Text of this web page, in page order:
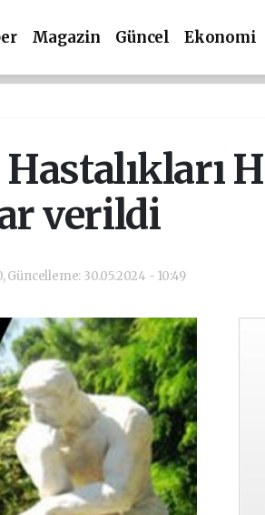
Magazin Güncel Ekonomi
verildi
Güncelleme: 30.05.2024 - 10:49